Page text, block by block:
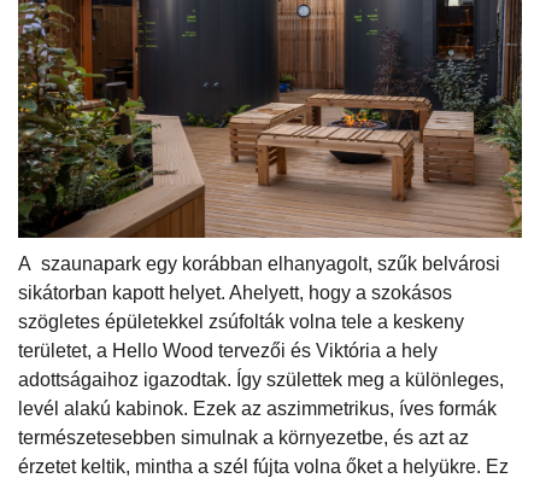
A szaunapark egy korábban elhanyagolt, szűk belvárosi
sikátorban kapott helyet. Ahelyett, hogy a szokásos
szögletes épületekkel zsúfolták volna tele a keskeny
területet, a Hello Wood tervezői és Viktória a hely
adottságaihoz igazodtak. Így születtek meg a különleges,
levél alakú kabinok. Ezek az aszimmetrikus, íves formák
természetesebben simulnak a környezetbe, és azt az
érzetet keltik, mintha a szél fújta volna őket a helyükre. Ez